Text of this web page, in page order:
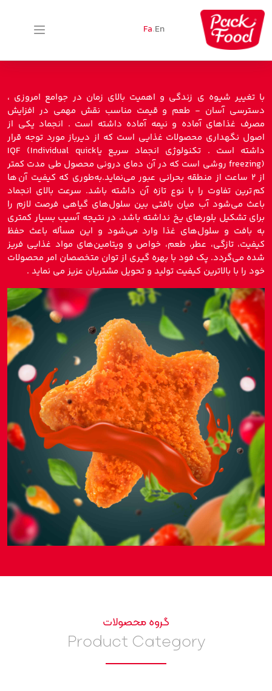
En
.
Fa
با تغییر شیوه ی زندگی و اهمیت بالای زمان در جوامع امروزی ،
دسترسی آسان - طعم و قیمت مناسب نقش مهمی در افزایش
مصرف غذاهای آماده و نیمه آماده داشته است . انجماد یکی از
اصول نگهداری محصولات غذایی است که از دیرباز مورد توجه قرار
داشته است . تکنولوژی انجماد سریع یاIQF (Individual quick
freezing) روشی است که در آن دمای درونی محصول طی مدت کمتر
از ۲ ساعت از منطقه بحرانی عبور می‌نماید.به‌طوری که کیفیت آن ها
کم ترین تفاوت را با نوع تازه آن داشته باشد. سرعت بالای انجماد
باعث می‌شود آب میان بافتی بین سلول‌های گیاهی فرصت لازم را
برای تشکیل بلورهای یخ نداشته باشد، در نتیجه آسیب بسیار کمتری
به بافت و سلول‌های غذا وارد می‌شود و این مسأله باعث حفظ
کیفیت، تازگی، عطر، طعم، خواص و ویتامین‌های مواد غذایی فریز
شده می‌گردد. پک فود با بهره گیری از توان متخصصان امر محصولات
خود را با بالاترین کیفیت تولید و تحویل مشتریان عزیز می نماید .
گروه محصولات
Product Category